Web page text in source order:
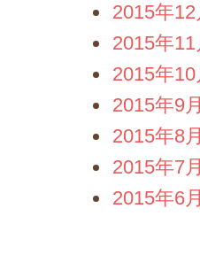
2015年12
2015年11
2015年10
2015年9
2015年8
2015年7
2015年6